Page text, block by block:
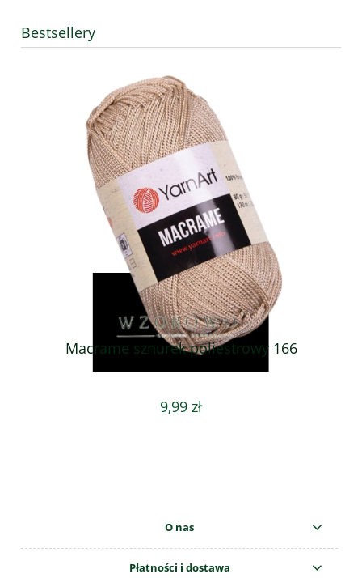
Bestsellery
Macrame sznurek poliestrowy 166
9,99 zł
O nas
Płatności i dostawa